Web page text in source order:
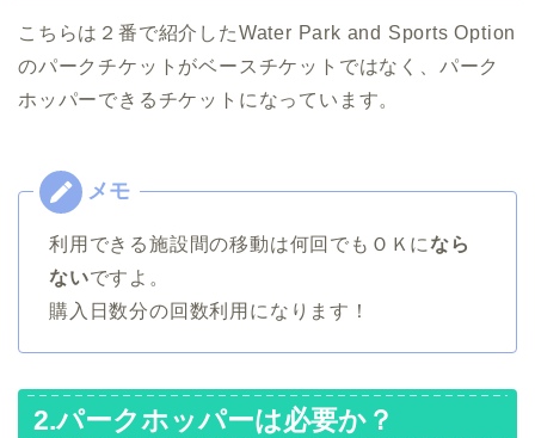
こちらは２番で紹介したWater Park and Sports Option
のパークチケットがベースチケットではなく、パーク
ホッパーできるチケットになっています。
利用できる施設間の移動は何回でもＯＫになら
ないですよ。
購入日数分の回数利用になります！
2.パークホッパーは必要か？